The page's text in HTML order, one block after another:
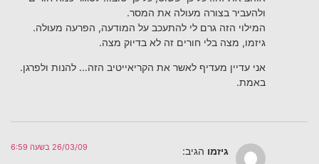
ולהעביר בצורה מעולה את המסר.
המילוי הזה גרם לי להתעכב על המודעה, הפרעה מעולה.
גיזמו, מצה בלי חורים זה לא בדיוק מצה.
אני עדיין מעדיף לאשר את הקריאייטיב הזה… להנות ולפרגן.
באמת.
גיזמו הגיב: 26/03/09 בשעה 6:59